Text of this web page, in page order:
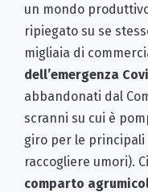
un mondo
ripiegato su se
migliaia di
dell’emergenza
abbandonati dal
scranni su cui è
giro per le principali
raccogliere umori).
comparto